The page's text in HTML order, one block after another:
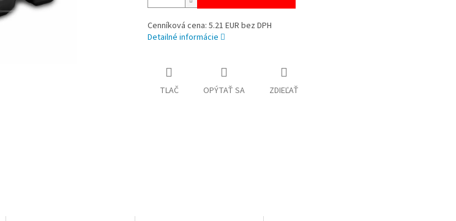
Cenníková cena: 5.21 EUR bez DPH
Detailné informácie
TLAČ OPÝTAŤ SA ZDIEĽAŤ